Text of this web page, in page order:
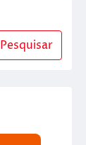
Pesquisar